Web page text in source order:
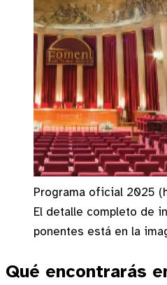
Programa oficial 2025
El detalle completo de
ponentes está en la
Qué encontrarás